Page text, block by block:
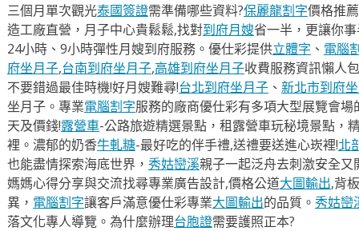
三個月單次觀光泰國簽證需準備哪些資料?保麗龍割字價格推
造工廠直營，月子中心貴鬆鬆,找對到府月嫂省一半，更讓你
24小時、9小時彈性月嫂到府服務。優仕彩提供立體字 、 電腦
府坐月子,台南到府坐月子,高雄到府坐月子收費服務資訊懶人
不要錯過最佳時機!好月嫂難尋!台北到府坐月子、 新北市到府
坐月子。專業電腦割字服務的廠商優仕彩有多項大型展覽會場
天及價錢!露營車-公路旅遊精選景點，租露營車玩秘境景點，
裡。濃郁的奶香牛軋糖-最好吃的伴手禮,送禮要送進心崁裡!北
也能盡情探索海底世界， 秀姑巒溪親子一起泛舟去​刺激安全
媽媽心得分享與交流找尋專業廣告設計,價格公道大圖輸出,背
異， 電腦割字讓客戶滿意優仕彩專業大圖輸出的品質。 秀姑巒
落文化專人導覽。為什麼辦理台胞證需要護照正本?